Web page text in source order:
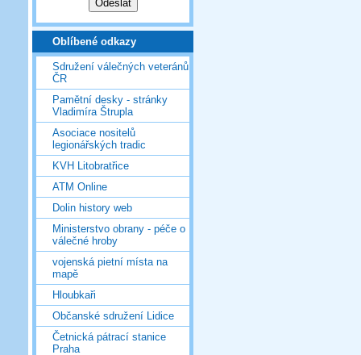
Oblíbené odkazy
Sdružení válečných veteránů
ČR
Pamětní desky - stránky
Vladimíra Štrupla
Asociace nositelů
legionářských tradic
KVH Litobratřice
ATM Online
Dolin history web
Ministerstvo obrany - péče o
válečné hroby
vojenská pietní místa na
mapě
Hloubkaři
Občanské sdružení Lidice
Četnická pátrací stanice
Praha